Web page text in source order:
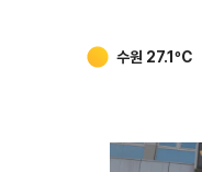
수원 27.1ºC